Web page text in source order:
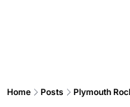
Home Posts Plymouth